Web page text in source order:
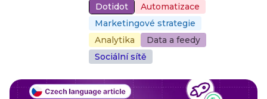
Dotidot
Automatizace
Marketingové strategie
Analytika
Data a feedy
Sociální sítě